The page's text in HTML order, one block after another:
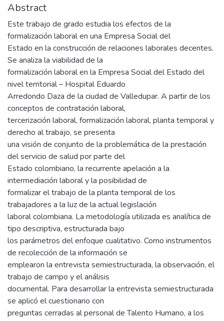
Abstract
Este trabajo de grado estudia los efectos de la
formalización laboral en una Empresa Social del
Estado en la construcción de relaciones laborales decentes.
Se analiza la viabilidad de la
formalización laboral en la Empresa Social del Estado del
nivel territorial – Hospital Eduardo
Arredondo Daza de la ciudad de Valledupar. A partir de los
conceptos de contratación laboral,
tercerización laboral, formalización laboral, planta temporal y
derecho al trabajo, se presenta
una visión de conjunto de la problemática de la prestación
del servicio de salud por parte del
Estado colombiano, la recurrente apelación a la
intermediación laboral y la posibilidad de
formalizar el trabajo de la planta temporal de los
trabajadores a la luz de la actual legislación
laboral colombiana. La metodología utilizada es analítica de
tipo descriptiva, estructurada bajo
los parámetros del enfoque cualitativo. Como instrumentos
de recolección de la información se
emplearon la entrevista semiestructurada, la observación, el
trabajo de campo y el análisis
documental. Para desarrollar la entrevista semiestructurada
se aplicó el cuestionario con
preguntas cerradas al personal de Talento Humano, a los